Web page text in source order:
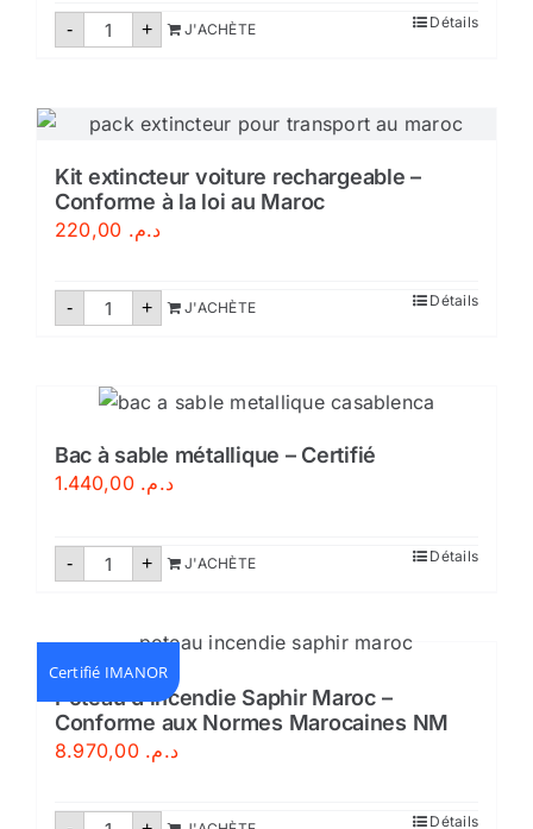
- quantité
DN45/20M
+ J'ACHÈTE Détails
Kit extincteur voiture rechargeable –
Conforme à la loi au Maroc
د.م.
- quantité
rechargeable
à
la
loi
+ J'ACHÈTE Détails
Bac à sable métallique – Certifié
د.م. 1.440,00
- quantité
métallique
–
+ J'ACHÈTE Détails
Certifié IMANOR
Poteau d’incendie Saphir Maroc –
Conforme aux Normes Marocaines NM
د.م. 8.970,00
quantité
Détails